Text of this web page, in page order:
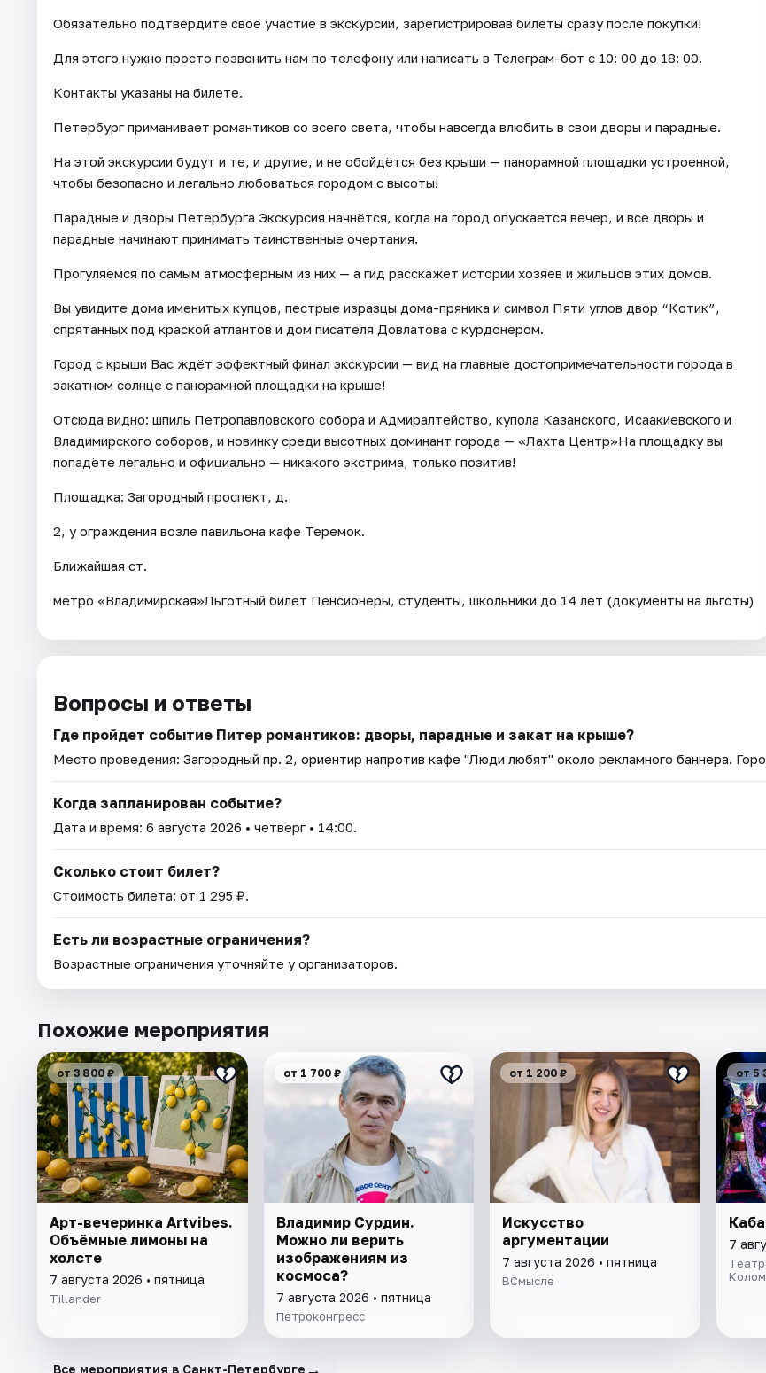
Обязательно подтвердите своё участие в экскурсии, зарегистрировав билеты сразу после покупки!
Для этого нужно просто позвонить нам по телефону или написать в Телеграм-бот с 10: 00 до 18: 00.
Контакты указаны на билете.
Петербург приманивает романтиков со всего света, чтобы навсегда влюбить в свои дворы и парадные.
На этой экскурсии будут и те, и другие, и не обойдётся без крыши — панорамной площадки устроенной,
чтобы безопасно и легально любоваться городом с высоты!
Парадные и дворы Петербурга Экскурсия начнётся, когда на город опускается вечер, и все дворы и
парадные начинают принимать таинственные очертания.
Прогуляемся по самым атмосферным из них — а гид расскажет истории хозяев и жильцов этих домов.
Вы увидите дома именитых купцов, пестрые изразцы дома-пряника и символ Пяти углов двор “Котик”,
спрятанных под краской атлантов и дом писателя Довлатова с курдонером.
Город с крыши Вас ждёт эффектный финал экскурсии — вид на главные достопримечательности города в
закатном солнце с панорамной площадки на крыше!
Отсюда видно: шпиль Петропавловского собора и Адмиралтейство, купола Казанского, Исаакиевского и
Владимирского соборов, и новинку среди высотных доминант города — «Лахта Центр»На площадку вы
попадёте легально и официально — никакого экстрима, только позитив!
Площадка: Загородный проспект, д.
2, у ограждения возле павильона кафе Теремок.
Ближайшая ст.
метро «Владимирская»Льготный билет Пенсионеры, студенты, школьники до 14 лет (документы на льготы)
Вопросы и ответы
Где пройдет событие Питер романтиков: дворы, парадные и закат на крыше?
Место проведения: Загородный пр. 2, ориентир напротив кафе "Люди любят" около рекламного баннера.
Когда запланирован событие?
Дата и время: 6 августа 2026 • четверг • 14:00.
Сколько стоит билет?
Стоимость билета: от 1 295 ₽.
Есть ли возрастные ограничения?
Возрастные ограничения уточняйте у организаторов.
Похожие мероприятия
от 3 800 ₽
Арт-вечеринка Artvibes.
Объёмные лимоны на
холсте
7 августа 2026 • пятница
Tillander
от 1 700 ₽
Владимир Сурдин.
Можно ли верить
изображениям из
космоса?
7 августа 2026 • пятница
Петроконгресс
от 1 200 ₽
Искусство
аргументации
7 августа 2026 • пятница
ВСмысле
от 5
7
Все мероприятия в Санкт-Петербурге →